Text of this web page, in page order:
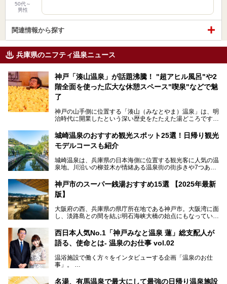
50代～
男性
関連情報から探す
兵庫県のニフティ温泉ニュース
神戸「湊山温泉」が話題沸騰！ "超アヒル風呂"や2
階全面を使った広大な休憩スペース"喫泉"などで魅
了
神戸の山手側に位置する「湊山（みなとやま）温泉」は、明
治時代に開業したという深い歴史をたたえた湯どころです。
っぱいに浮かぶアヒルちゃん。さらに、ゆったりくつろげて
コワーキングも可能な休憩スペースも人気に。斬新な企画や
設備で人々をアッと驚かせる湊山温泉の魅力をリポートしま
城崎温泉のおすすめ観光スポット25選！日帰り観光
モデルコースも紹介
城崎温泉は、兵庫県の日本海側に位置する観光客に人気の温
泉地。川沿いの柳並木が情緒ある温泉街の街歩きや7つある
られています。鉄道の駅から温泉街が近く、歩いて回るのに
ちょうどよい規模で、日帰りでの訪問にもおすすめです。
の観光スポットをピックアップ。温泉やご当地グルメなどを
盛り込んだ日帰り観光モデルコースも紹介しているので、ぜ
神戸市のスーパー銭湯おすすめ15選 【2025年最新
版】
大阪府の西、兵庫県の県庁所在地である神戸市。大阪湾に面
し、淡路島との間を結ぶ明石海峡大橋の始点にもなっていま
華街をはじめ、きらびやかに発展したハーバーランドなど、
人気観光スポットもめじろ押しです。
そして、温泉好きの視点から見ると、神戸市といえば何とい
湯です。そのお湯をリーズナブルに体験できる健康ランドや
スーパー銭湯があったら……。今回はそんな希望に沿う施設
きます！
西日本人気No.1「神戸みなと温泉 蓮」総支配人が
語る、使命とは- 温泉のお仕事 vol.02
温浴施設で働く方々をインタビューする企画「温泉のお仕
事」。
ング西日本1位、2年連続「ベストオブ宿泊賞」に輝いた
名湯、有馬温泉で最大にして最強の日帰り温泉施設